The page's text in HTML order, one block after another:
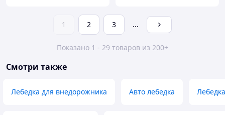
1 2 3 ...
Показано 1 - 29 товаров из 200+
Смотри также
Лебедка для внедорожника Авто лебедка